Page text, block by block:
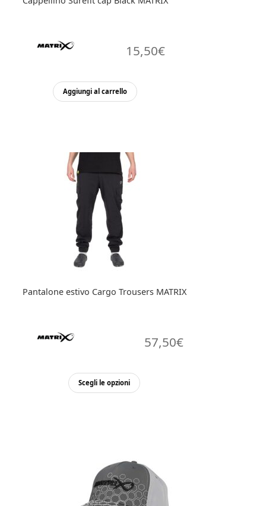
15,50€
Aggiungi al carrello
Pantalone estivo Cargo Trousers MATRIX
57,50€
Scegli le opzioni
Questo
opzioni
possono
essere